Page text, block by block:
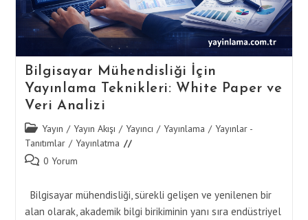
Bilgisayar Mühendisliği İçin
Yayınlama Teknikleri: White Paper ve
Veri Analizi
Post
category:
Yayın / Yayın Akışı / Yayıncı / Yayınlama / Yayınlar -
Tanıtımlar / Yayınlatma
Post 0 Yorum
Bilgisayar mühendisliği, sürekli gelişen ve yenilenen bir
alan olarak, akademik bilgi birikiminin yanı sıra endüstriyel